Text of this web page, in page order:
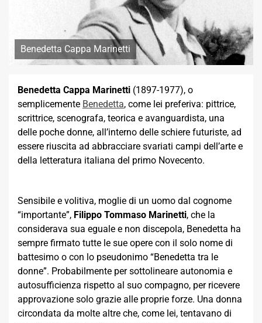
Benedetta Cappa Marinetti
Benedetta Cappa Marinetti (1897-1977), o
semplicemente Benedetta, come lei preferiva: pittrice,
scrittrice, scenografa, teorica e avanguardista, una
delle poche donne, all’interno delle schiere futuriste, ad
essere riuscita ad abbracciare svariati campi dell’arte e
della letteratura italiana del primo Novecento.
Sensibile e volitiva, moglie di un uomo dal cognome
“importante”, Filippo Tommaso Marinetti, che la
considerava sua eguale e non discepola, Benedetta ha
sempre firmato tutte le sue opere con il solo nome di
battesimo o con lo pseudonimo “Benedetta tra le
donne”. Probabilmente per sottolineare autonomia e
autosufficienza rispetto al suo compagno, per ricevere
approvazione solo grazie alle proprie forze. Una donna
circondata da molte altre che, come lei, tentavano di